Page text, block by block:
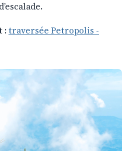
:traversée Petropolis -